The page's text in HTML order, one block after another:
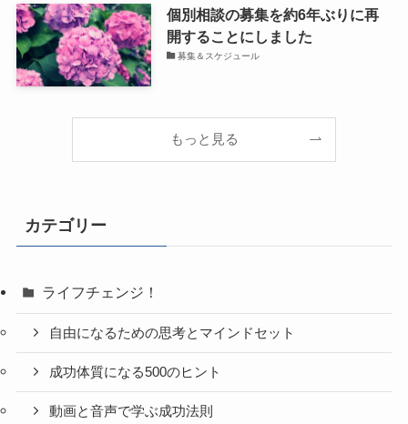
個別相談の募集を約6年ぶりに再
開することにしました
募集＆スケジュール
もっと見る
カテゴリー
ライフチェンジ！
自由になるための思考とマインドセット
成功体質になる500のヒント
動画と音声で学ぶ成功法則